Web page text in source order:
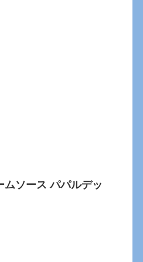
ムソース パパルデッ